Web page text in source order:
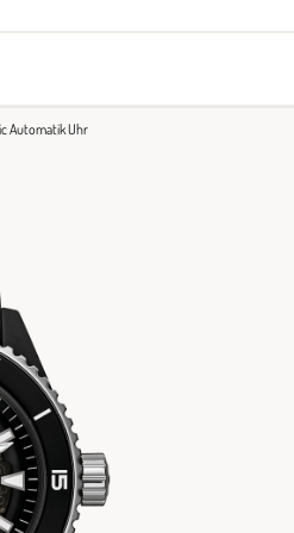
Automatik Uhr